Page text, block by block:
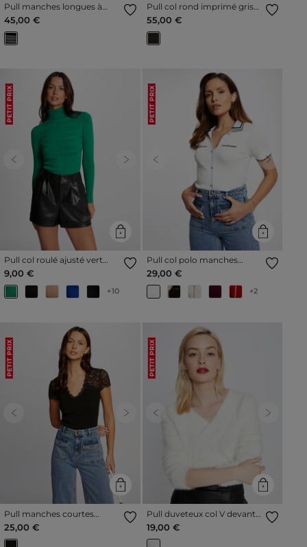
Pull manches longues à
rayures noir femme
45,00 €
Pull col rond imprimé gris
anthracite femme
55,00 €
PETIT PRIX
Previous Next
Pull col roulé ajusté vert
clair femme
9,00 €
+10
PETIT PRIX
Previous Next
Pull col polo manches
courtes ivoire femme
29,00 €
+2
PETIT PRIX
Previous Next
Pull manches courtes
dentelle noir femme
25,00 €
PETIT PRIX
Previous Next
Pull duveteux col V devant
et dos ivoire femme
19,00 €